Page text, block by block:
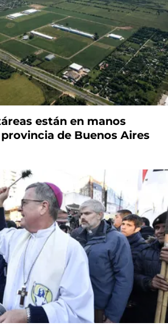
están en manos
de Buenos Aires